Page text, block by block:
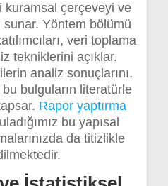
kuramsal çerçeveyi ve
sunar. Yöntem bölümü
veri toplama
tekniklerini açıklar.
analiz sonuçlarını,
bulguların literatürle
Rapor yaptırma
bu yapısal
da titizlikle